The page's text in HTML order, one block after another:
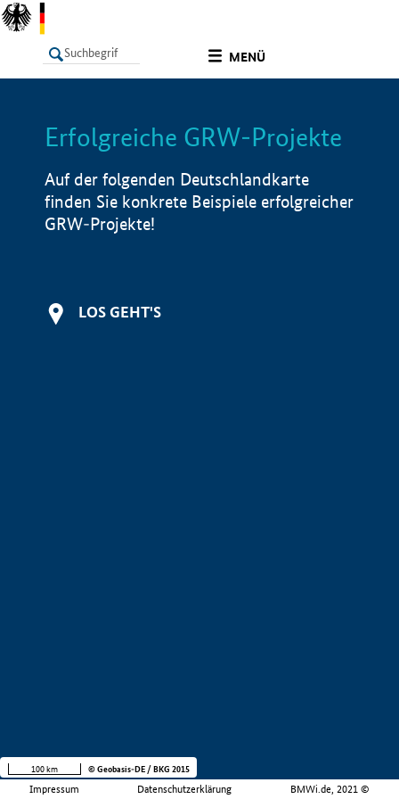
MENÜ
LISTE Info
Erfolgreiche GRW-Projekte
Auf der folgenden Deutschlandkarte
finden Sie konkrete Beispiele erfolgreicher
GRW-Projekte!
LOS GEHT'S
Impressum Datenschutzerklärung BMWi.de, 2021 ©
100 km © Geobasis-DE / BKG 2015